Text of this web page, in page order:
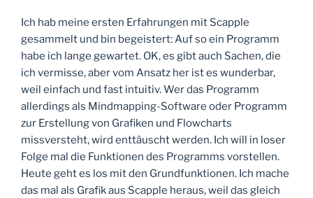
Ich hab meine ersten Erfahrungen mit Scapple
gesammelt und bin begeistert: Auf so ein Programm
habe ich lange gewartet. OK, es gibt auch Sachen, die
ich vermisse, aber vom Ansatz her ist es wunderbar,
weil einfach und fast intuitiv. Wer das Programm
allerdings als Mindmapping-Software oder Programm
zur Erstellung von Grafiken und Flowcharts
missversteht, wird enttäuscht werden. Ich will in loser
Folge mal die Funktionen des Programms vorstellen.
Heute geht es los mit den Grundfunktionen. Ich mache
das mal als Grafik aus Scapple heraus, weil das gleich